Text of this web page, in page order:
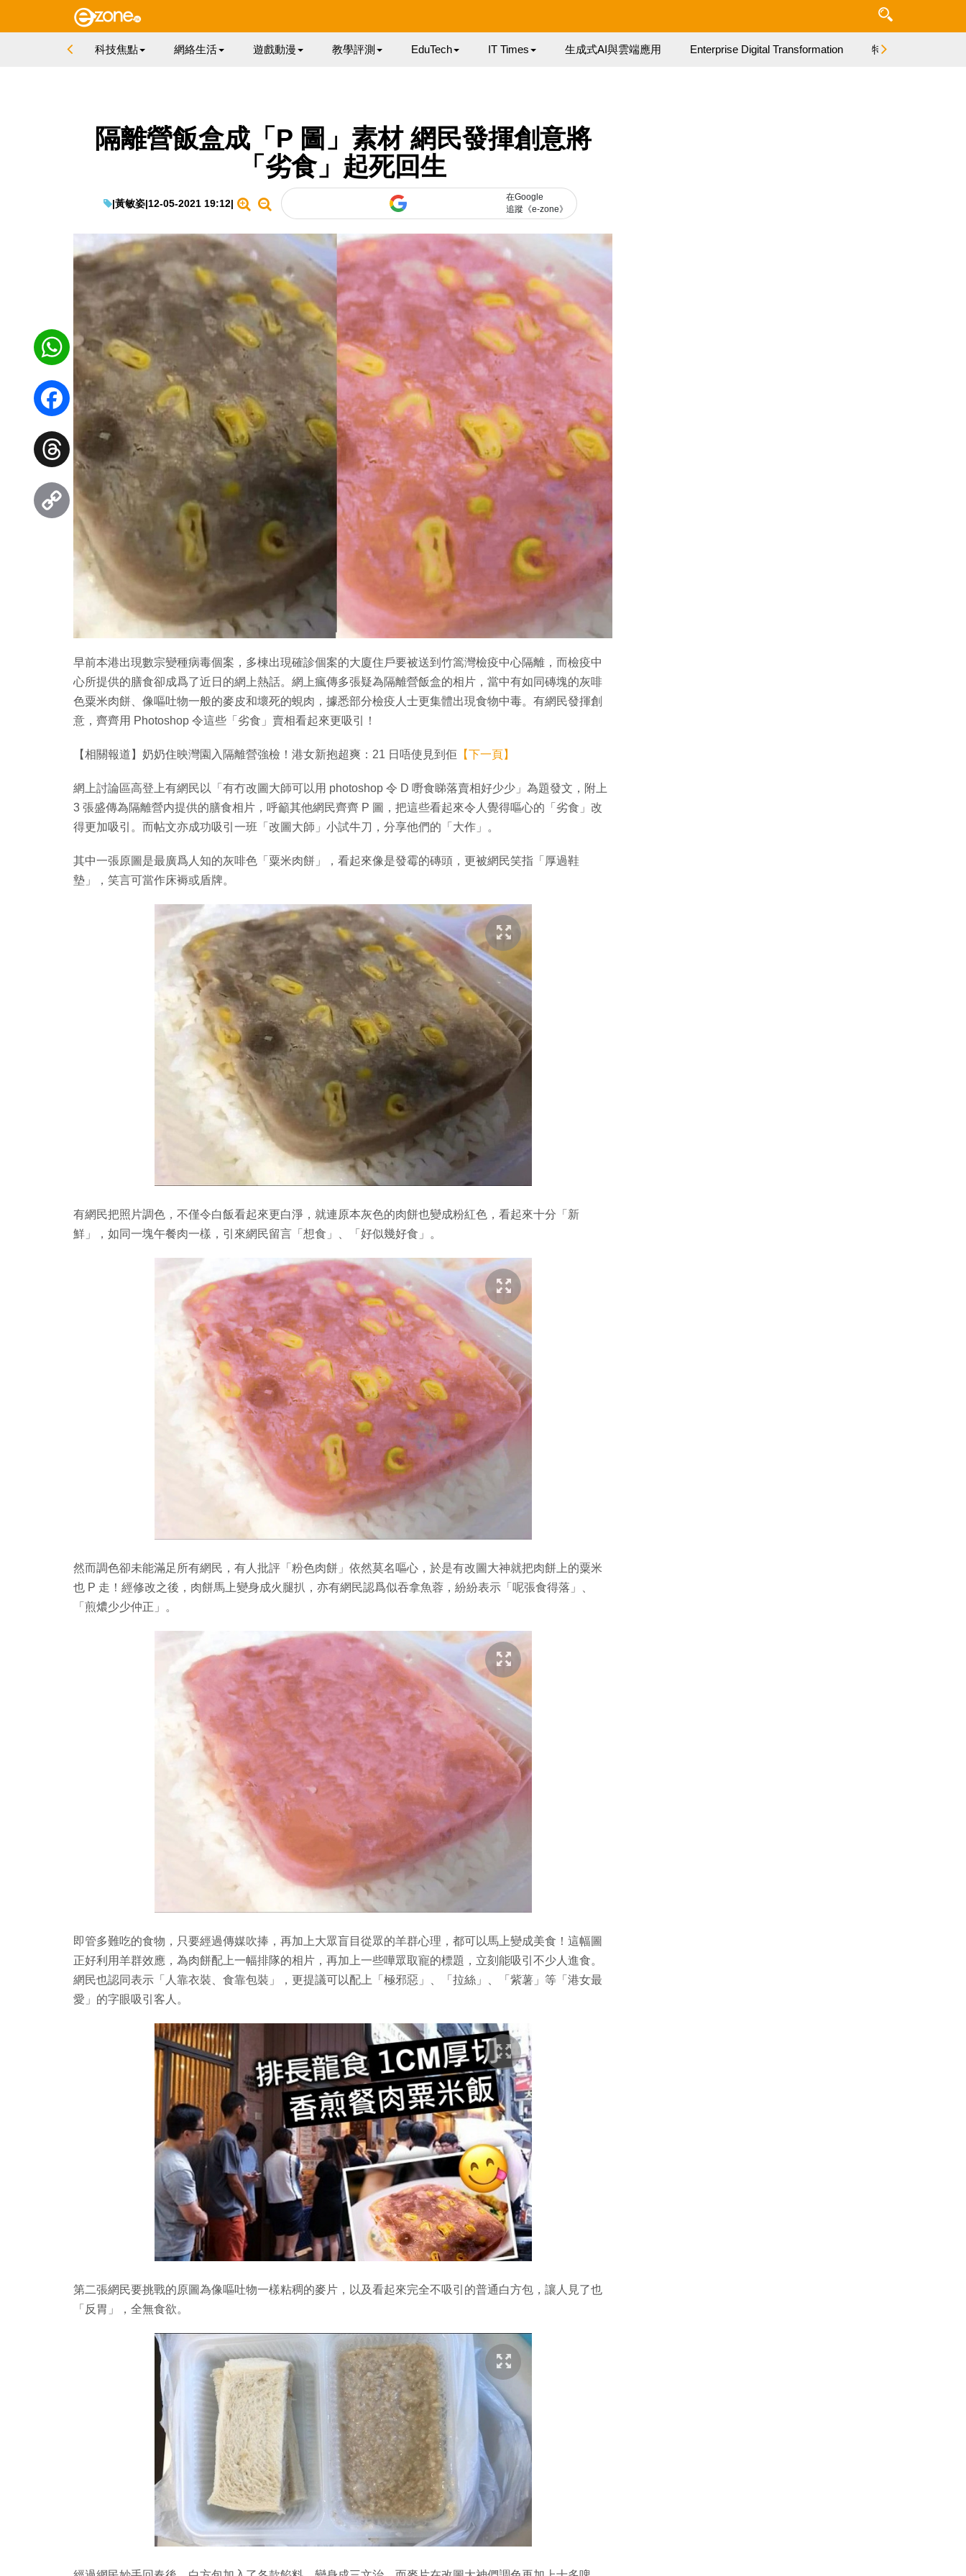
科技焦點 網絡生活 遊戲動漫 教學評測 EduTech IT Times 生成式AI與雲端應用 Enterprise Digital Transformation 特集
隔離營飯盒成「P 圖」素材 網民發揮創意將
「劣食」起死回生
|黃敏姿|12-05-2021 19:12|
在Google
追蹤《e-zone》
早前本港出現數宗變種病毒個案，多棟出現確診個案的大廈住戶要被送到竹篙灣檢疫中心隔離，而檢疫中
心所提供的膳食卻成爲了近日的網上熱話。網上瘋傳多張疑為隔離營飯盒的相片，當中有如同磚塊的灰啡
色粟米肉餅、像嘔吐物一般的麥皮和壞死的蜆肉，據悉部分檢疫人士更集體出現食物中毒。有網民發揮創
意，齊齊用 Photoshop 令這些「劣食」賣相看起來更吸引！
【相關報道】奶奶住映灣園入隔離營強檢！港女新抱超爽：21 日唔使見到佢 【下一頁】
網上討論區高登上有網民以「有冇改圖大師可以用 photoshop 令 D 嘢食睇落賣相好少少」為題發文，附上
3 張盛傳為隔離營内提供的膳食相片，呼籲其他網民齊齊 P 圖，把這些看起來令人覺得嘔心的「劣食」改
得更加吸引。而帖文亦成功吸引一班「改圖大師」小試牛刀，分享他們的「大作」。
其中一張原圖是最廣爲人知的灰啡色「粟米肉餅」，看起來像是發霉的磚頭，更被網民笑指「厚過鞋
墊」，笑言可當作床褥或盾牌。
有網民把照片調色，不僅令白飯看起來更白淨，就連原本灰色的肉餅也變成粉紅色，看起來十分「新
鮮」，如同一塊午餐肉一樣，引來網民留言「想食」、「好似幾好食」。
然而調色卻未能滿足所有網民，有人批評「粉色肉餅」依然莫名嘔心，於是有改圖大神就把肉餅上的粟米
也 P 走！經修改之後，肉餅馬上變身成火腿扒，亦有網民認爲似吞拿魚蓉，紛紛表示「呢張食得落」、
「煎燶少少仲正」。
即管多難吃的食物，只要經過傳媒吹捧，再加上大眾盲目從眾的羊群心理，都可以馬上變成美食！這幅圖
正好利用羊群效應，為肉餅配上一幅排隊的相片，再加上一些嘩眾取寵的標題，立刻能吸引不少人進食。
網民也認同表示「人靠衣裝、食靠包裝」，更提議可以配上「極邪惡」、「拉絲」、「紫薯」等「港女最
愛」的字眼吸引客人。
第二張網民要挑戰的原圖為像嘔吐物一樣粘稠的麥片，以及看起來完全不吸引的普通白方包，讓人見了也
「反胃」，全無食欲。
WhatsApp
Facebook
Threads